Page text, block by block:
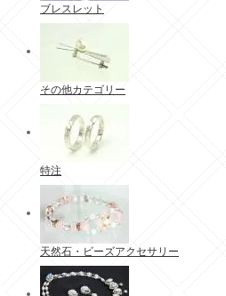
ブレスレット
その他カテゴリー
特注
天然石・ビーズアクセサリー